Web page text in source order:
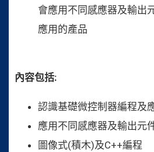
會應用不同感應器及輸出
應用的產品
內容包括:
認識基礎微控制器編程及
應用不同感應器及輸出元
圖像式(積木)及C++編程